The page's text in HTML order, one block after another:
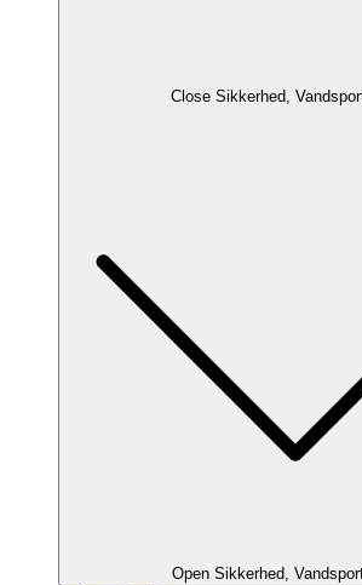
Close Sikkerhed,
Open Sikkerhed,